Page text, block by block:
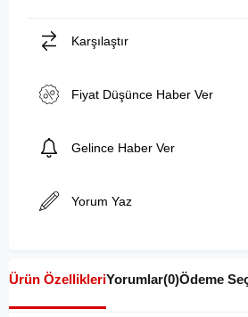
Karşılaştır
Fiyat Düşünce Haber Ver
Gelince Haber Ver
Yorum Yaz
Ürün ÖzellikleriYorumlar(0)Ödeme